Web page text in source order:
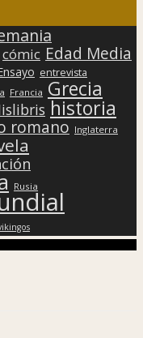
cómic Edad Media
entrevista
Francia Grecia
historia
romano Inglaterra
Rusia